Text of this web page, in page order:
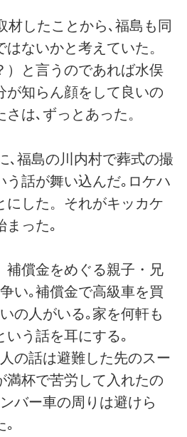
材したことから､福島も同
ないかと考えていた。
）と言うのであれば水俣
が知らん顔をして良いの
は､ずっとあった。
､福島の川内村で葬式の撮
う話が舞い込んだ｡ロケハ
にした。それがキッカケ
まった｡
補償金をめぐる親子・兄
い｡補償金で高級車を買
の人がいる｡家を何軒も
いう話を耳にする｡
の話は避難した先のスー
満杯で苦労して入れたの
バー車の周りは避けら
｡